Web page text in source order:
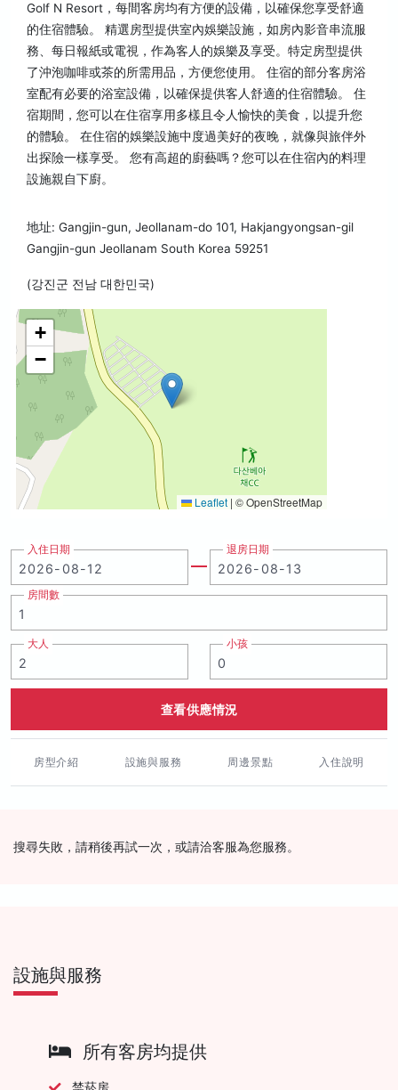
Golf N Resort，每間客房均有方便的設備，以確保您享受舒適
的住宿體驗。 精選房型提供室內娛樂設施，如房內影音串流服
務、每日報紙或電視，作為客人的娛樂及享受。特定房型提供
了沖泡咖啡或茶的所需用品，方便您使用。 住宿的部分客房浴
室配有必要的浴室設備，以確保提供客人舒適的住宿體驗。 住
宿期間，您可以在住宿享用多樣且令人愉快的美食，以提升您
的體驗。 在住宿的娛樂設施中度過美好的夜晚，就像與旅伴外
出探險一樣享受。 您有高超的廚藝嗎？您可以在住宿內的料理
設施親自下廚。
地址: Gangjin-gun, Jeollanam-do 101, Hakjangyongsan-gil
Gangjin-gun Jeollanam South Korea 59251
(강진군 전남 대한민국)
+
−
Leaflet | © OpenStreetMap
入住日期 退房日期
房間數
大人 小孩
查看供應情況
房型介紹 設施與服務 周邊景點 入住說明
搜尋失敗，請稍後再試一次，或請洽客服為您服務。
設施與服務
所有客房均提供
禁菸房